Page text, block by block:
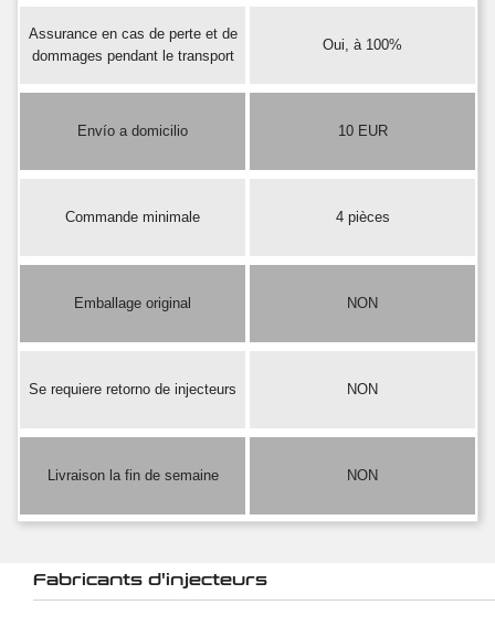
Assurance en cas de perte et de
dommages pendant le transport
Oui, à 100%
Envío a domicilio 10 EUR
Commande minimale 4 pièces
Emballage original NON
Se requiere retorno de injecteurs NON
Livraison la fin de semaine NON
Fabricants d'injecteurs